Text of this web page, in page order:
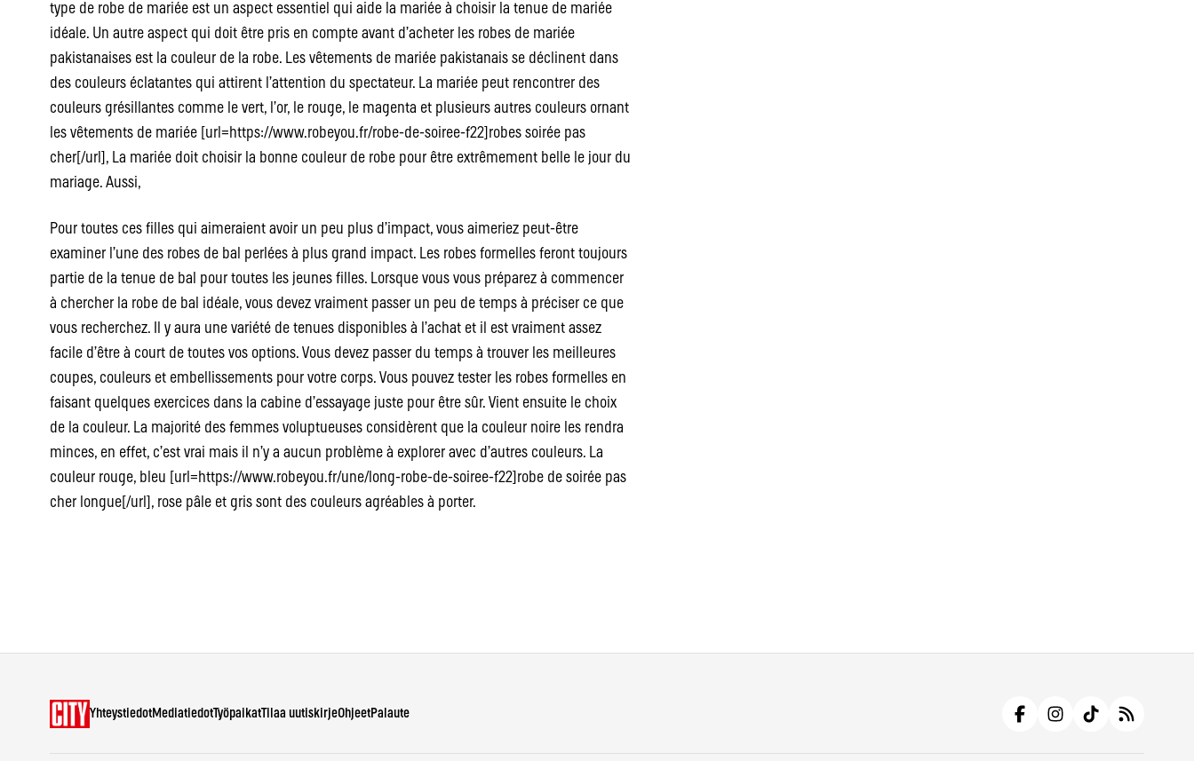
type de robe de mariée est un aspect essentiel qui aide la mariée à choisir la tenue de mariée
idéale. Un autre aspect qui doit être pris en compte avant d’acheter les robes de mariée
pakistanaises est la couleur de la robe. Les vêtements de mariée pakistanais se déclinent dans
des couleurs éclatantes qui attirent l’attention du spectateur. La mariée peut rencontrer des
couleurs grésillantes comme le vert, l’or, le rouge, le magenta et plusieurs autres couleurs ornant
les vêtements de mariée [url=https://www.robeyou.fr/robe-de-soiree-f22]robes soirée pas
cher[/url], La mariée doit choisir la bonne couleur de robe pour être extrêmement belle le jour du
mariage. Aussi,
Pour toutes ces filles qui aimeraient avoir un peu plus d’impact, vous aimeriez peut-être
examiner l’une des robes de bal perlées à plus grand impact. Les robes formelles feront toujours
partie de la tenue de bal pour toutes les jeunes filles. Lorsque vous vous préparez à commencer
à chercher la robe de bal idéale, vous devez vraiment passer un peu de temps à préciser ce que
vous recherchez. Il y aura une variété de tenues disponibles à l’achat et il est vraiment assez
facile d’être à court de toutes vos options. Vous devez passer du temps à trouver les meilleures
coupes, couleurs et embellissements pour votre corps. Vous pouvez tester les robes formelles en
faisant quelques exercices dans la cabine d’essayage juste pour être sûr. Vient ensuite le choix
de la couleur. La majorité des femmes voluptueuses considèrent que la couleur noire les rendra
minces, en effet, c’est vrai mais il n’y a aucun problème à explorer avec d’autres couleurs. La
couleur rouge, bleu [url=https://www.robeyou.fr/une/long-robe-de-soiree-f22]robe de soirée pas
cher longue[/url], rose pâle et gris sont des couleurs agréables à porter.
YhteystiedotMediatiedotTyöpaikatTilaa uutiskirjeOhjeetPalaute